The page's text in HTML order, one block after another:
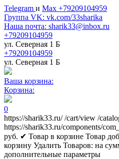
Telegram и Max +79209104959
Группа VK: vk.com/33sharika
Наша почта: sharik33@inbox.ru
+79209104959
ул. Северная 1 Б
+79209104959
ул. Северная 1 Б
Ваша корзина:
Корзина:
0
https://sharik33.ru/ /cart/view /
https://sharik33.ru/components/
руб. ✔ Товар в корзине Товар
корзину Удалить Товаров: на
дополнительные параметры